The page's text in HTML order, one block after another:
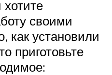
своими
как установили
приготовьте